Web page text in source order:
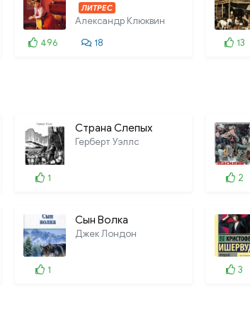
ЛИТРЕС
Александр Клюквин
496
18 13
Страна Слепых
Герберт Уэллс
1
2
Сын Волка
Джек Лондон
1 3